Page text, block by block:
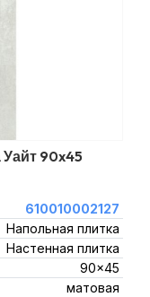
90x45
610010002127
Напольная плитка
Настенная плитка
90x45
матовая